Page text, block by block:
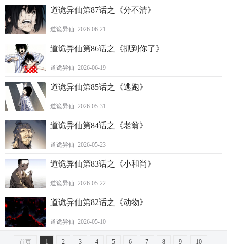
道诡异仙第87话之《分不清》
道诡异仙 2026-06-21
道诡异仙第86话之《抓到你了》
道诡异仙 2026-06-19
道诡异仙第85话之《逃跑》
道诡异仙 2026-05-31
道诡异仙第84话之《老翁》
道诡异仙 2026-05-23
道诡异仙第83话之《小和尚》
道诡异仙 2026-05-22
道诡异仙第82话之《动物》
道诡异仙 2026-05-10
首页 1 2 3 4 5 6 7 8 9
10